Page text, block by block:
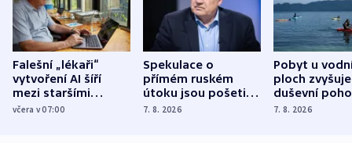
Falešní „lékaři“
vytvoření AI šíří
mezi staršími
Poláky nebezpečné
včera v 07:00
Spekulace o
přímém ruském
útoku jsou pošetilé,
míní estonský
7. 8. 2026
Pobyt u
ploch zvyšuje
duševní
ukázala
7. 8. 2026